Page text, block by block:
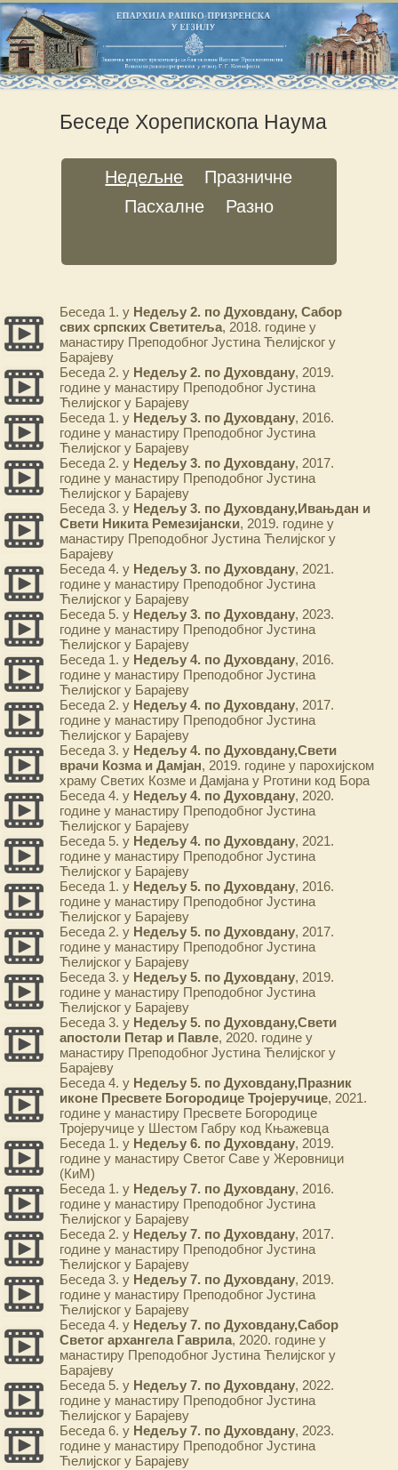
Беседе Хорепископа Наума
Недељне
Празничне
Пасхалне
Разно
Беседа 1. у Недељу 2. по Духовдану, Сабор
свих српских Светитеља, 2018. године у
манастиру Преподобног Јустина Ћелијског у
Барајеву
Беседа 2. у Недељу 2. по Духовдану, 2019.
године у манастиру Преподобног Јустина
Ћелијског у Барајеву
Беседа 1. у Недељу 3. по Духовдану, 2016.
године у манастиру Преподобног Јустина
Ћелијског у Барајеву
Беседа 2. у Недељу 3. по Духовдану, 2017.
године у манастиру Преподобног Јустина
Ћелијског у Барајеву
Беседа 3. у Недељу 3. по Духовдану,Ивањдан и
Свети Никита Ремезијански, 2019. године у
манастиру Преподобног Јустина Ћелијског у
Барајеву
Беседа 4. у Недељу 3. по Духовдану, 2021.
године у манастиру Преподобног Јустина
Ћелијског у Барајеву
Беседа 5. у Недељу 3. по Духовдану, 2023.
године у манастиру Преподобног Јустина
Ћелијског у Барајеву
Беседа 1. у Недељу 4. по Духовдану, 2016.
године у манастиру Преподобног Јустина
Ћелијског у Барајеву
Беседа 2. у Недељу 4. по Духовдану, 2017.
године у манастиру Преподобног Јустина
Ћелијског у Барајеву
Беседа 3. у Недељу 4. по Духовдану,Свети
врачи Козма и Дамјан, 2019. године у парохијском
храму Светих Козме и Дамјана у Рготини код Бора
Беседа 4. у Недељу 4. по Духовдану, 2020.
године у манастиру Преподобног Јустина
Ћелијског у Барајеву
Беседа 5. у Недељу 4. по Духовдану, 2021.
године у манастиру Преподобног Јустина
Ћелијског у Барајеву
Беседа 1. у Недељу 5. по Духовдану, 2016.
године у манастиру Преподобног Јустина
Ћелијског у Барајеву
Беседа 2. у Недељу 5. по Духовдану, 2017.
године у манастиру Преподобног Јустина
Ћелијског у Барајеву
Беседа 3. у Недељу 5. по Духовдану, 2019.
године у манастиру Преподобног Јустина
Ћелијског у Барајеву
Беседа 3. у Недељу 5. по Духовдану,Свети
апостоли Петар и Павле, 2020. године у
манастиру Преподобног Јустина Ћелијског у
Барајеву
Беседа 4. у Недељу 5. по Духовдану,Празник
иконе Пресвете Богородице Тројеручице, 2021.
године у манастиру Пресвете Богородице
Тројеручице у Шестом Габру код Књажевца
Беседа 1. у Недељу 6. по Духовдану, 2019.
године у манастиру Светог Саве у Жеровници
(КиМ)
Беседа 1. у Недељу 7. по Духовдану, 2016.
године у манастиру Преподобног Јустина
Ћелијског у Барајеву
Беседа 2. у Недељу 7. по Духовдану, 2017.
године у манастиру Преподобног Јустина
Ћелијског у Барајеву
Беседа 3. у Недељу 7. по Духовдану, 2019.
године у манастиру Преподобног Јустина
Ћелијског у Барајеву
Беседа 4. у Недељу 7. по Духовдану,Сабор
Светог архангела Гаврила, 2020. године у
манастиру Преподобног Јустина Ћелијског у
Барајеву
Беседа 5. у Недељу 7. по Духовдану, 2022.
године у манастиру Преподобног Јустина
Ћелијског у Барајеву
Беседа 6. у Недељу 7. по Духовдану, 2023.
године у манастиру Преподобног Јустина
Ћелијског у Барајеву